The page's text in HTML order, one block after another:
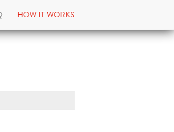
HOW IT WORKS